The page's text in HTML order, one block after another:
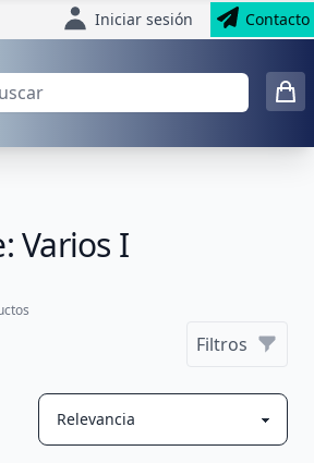
Iniciar sesión Contacto
Varios I
Filtros